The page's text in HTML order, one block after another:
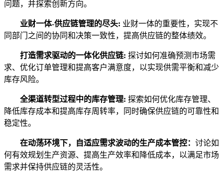
问题，并探索创新方向。
业财一体-供应链管理的尽头: 业财一体的重要性，实现不
同部门之间的协同和决策一致性，提高供应链的整体绩效。
打造需求驱动的一体化供应链: 探讨如何准确预测市场需
求、优化订单管理和提高客户满意度，以实现供需平衡和减少
库存风险。
全渠道转型过程中的库存管理: 探索如何优化库存管理、
降低库存成本和提高库存周转率，同时确保供应链的可靠性和
稳定性。
在动荡环境下，自适应需求波动的生产成本管控： 讨论如
何有效规划生产资源、提高生产效率和降低成本，以满足市场
需求并保持供应链的灵活性。